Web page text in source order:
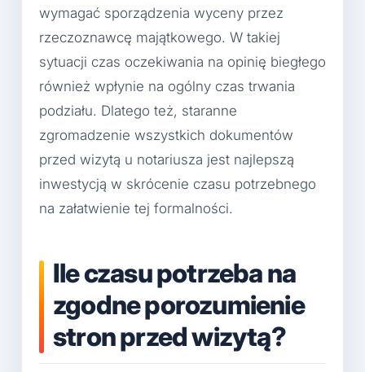
wymagać sporządzenia wyceny przez
rzeczoznawcę majątkowego. W takiej
sytuacji czas oczekiwania na opinię biegłego
również wpłynie na ogólny czas trwania
podziału. Dlatego też, staranne
zgromadzenie wszystkich dokumentów
przed wizytą u notariusza jest najlepszą
inwestycją w skrócenie czasu potrzebnego
na załatwienie tej formalności.
Ile czasu potrzeba na
zgodne porozumienie
stron przed wizytą?